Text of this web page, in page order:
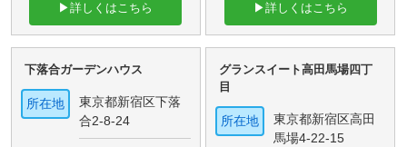
▶詳しくはこちら ▶詳しくはこちら
下落合ガーデンハウス
所在地
東京都新宿区下落
合2-8-24
グランスイート高田馬場四丁
目
所在地
東京都新宿区高田
馬場4-22-15